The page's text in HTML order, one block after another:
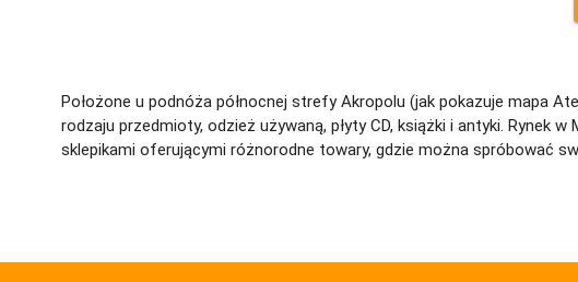
Położone u podnóża północnej strefy Akropolu (jak pokazuje mapa
rodzaju przedmioty, odzież używaną, płyty CD, książki i antyki. Rynek
sklepikami oferującymi różnorodne towary, gdzie można spróbować